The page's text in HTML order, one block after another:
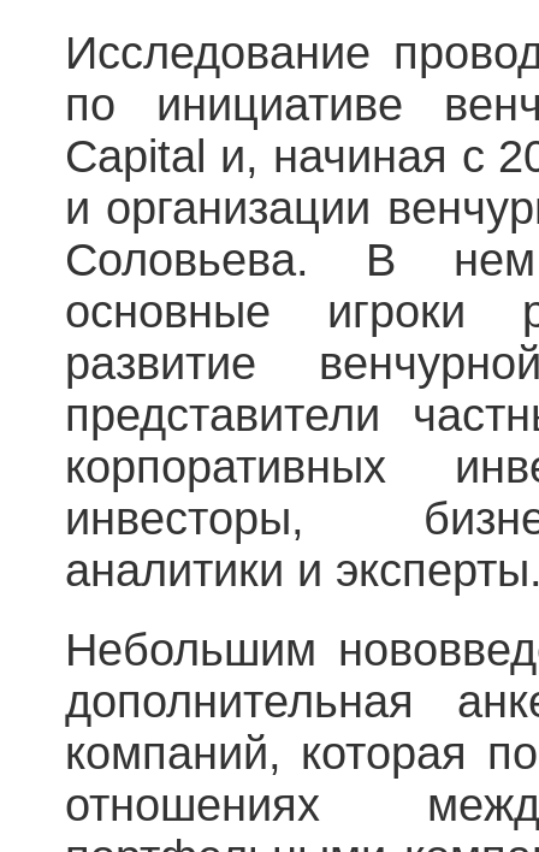
Исследование
по инициативе
Capital и, начиная с
и организации
Соловьева. В
основные
развитие
представители
корпоративных
инвесторы,
аналитики и
Небольшим
дополнительная
компаний, которая
отношениях